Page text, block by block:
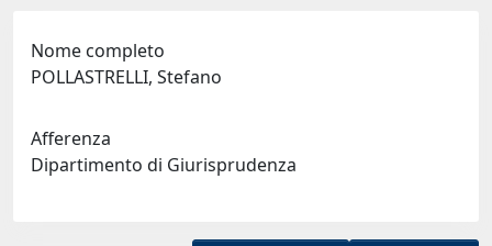
Nome completo
POLLASTRELLI, Stefano
Afferenza
Dipartimento di Giurisprudenza